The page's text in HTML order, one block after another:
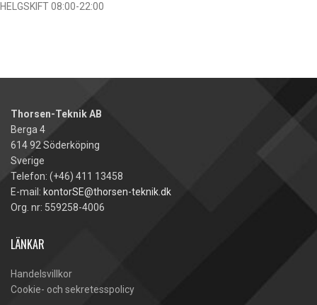
HELGSKIFT 08:00-22:00
Thorsen-Teknik AB
Berga 4
614 92 Söderköping
Sverige
Telefon: (+46) 411 13458
E-mail: kontorSE@thorsen-teknik.dk
Org. nr: 559258-4006
LÄNKAR
Handelsvillkor
Cookie- och sekretesspolicy